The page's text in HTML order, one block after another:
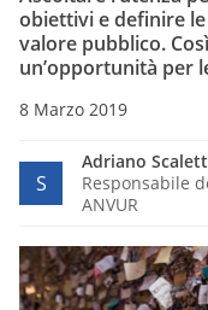
obiettivi e definire
valore pubblico.
un’opportunità per
8 Marzo 2019
S
Adriano
Responsabile
ANVUR